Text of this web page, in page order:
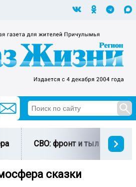
СВО: фронт и тыл
сказки